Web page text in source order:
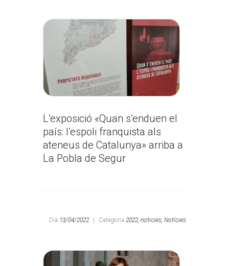
L’exposició «Quan s’enduen el
país: l’espoli franquista als
ateneus de Catalunya» arriba a
La Pobla de Segur
Dia 13/04/2022 | Categoria 2022, noticies, Notícies